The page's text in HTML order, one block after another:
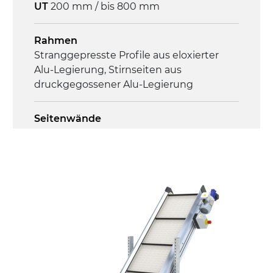
Geschwindigkeit
4 m/Minute
Steuerung
UT 200 mm / bis 800 mm
Rahmen
Stranggepresste Profile aus eloxierter
Alu-Legierung, Stirnseiten aus
druckgegossener Alu-Legierung
Seitenwände
ausziehbare Elemente aus
druckgegossener Alu-Legierung, Beine
aus verzinktem Metallrohr, Stellfüße